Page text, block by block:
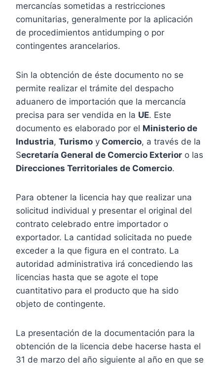
mercancías sometidas a restricciones
comunitarias, generalmente por la aplicación
de procedimientos antidumping o por
contingentes arancelarios.
Sin la obtención de éste documento no se
permite realizar el trámite del despacho
aduanero de importación que la mercancía
precisa para ser vendida en la UE. Este
documento es elaborado por el Ministerio de
Industria, Turismo y Comercio, a través de la
Secretaría General de Comercio Exterior o las
Direcciones Territoriales de Comercio.
Para obtener la licencia hay que realizar una
solicitud individual y presentar el original del
contrato celebrado entre importador o
exportador. La cantidad solicitada no puede
exceder a la que figura en el contrato. La
autoridad administrativa irá concediendo las
licencias hasta que se agote el tope
cuantitativo para el producto que ha sido
objeto de contingente.
La presentación de la documentación para la
obtención de la licencia debe hacerse hasta el
31 de marzo del año siguiente al año en que se